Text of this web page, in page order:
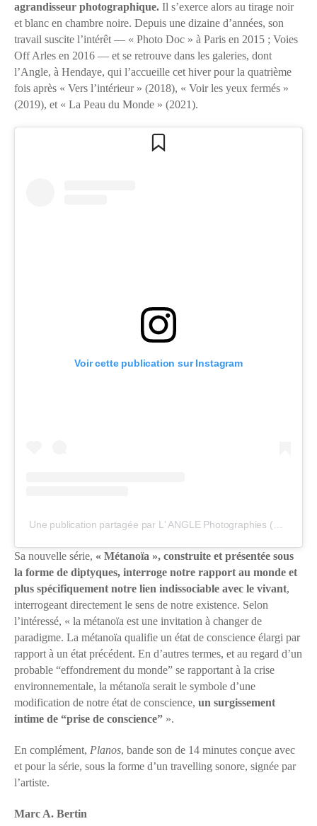
agrandisseur photographique. Il s’exerce alors au tirage noir
et blanc en chambre noire. Depuis une dizaine d’années, son
travail suscite l’intérêt — « Photo Doc » à Paris en 2015 ; Voies
Off Arles en 2016 — et se retrouve dans les galeries, dont
l’Angle, à Hendaye, qui l’accueille cet hiver pour la quatrième
fois après « Vers l’intérieur » (2018), « Voir les yeux fermés »
(2019), et « La Peau du Monde » (2021).
Voir cette publication sur Instagram
Sa nouvelle série, « Métanoïa », construite et présentée sous
la forme de diptyques, interroge notre rapport au monde et
plus spécifiquement notre lien indissociable avec le vivant,
interrogeant directement le sens de notre existence. Selon
l’intéressé, « la métanoïa est une invitation à changer de
paradigme. La métanoïa qualifie un état de conscience élargi par
rapport à un état précédent. En d’autres termes, et au regard d’un
probable “effondrement du monde” se rapportant à la crise
environnementale, la métanoïa serait le symbole d’une
modification de notre état de conscience, un surgissement
intime de “prise de conscience” ».
En complément, Planos, bande son de 14 minutes conçue avec
et pour la série, sous la forme d’un travelling sonore, signée par
l’artiste.
Marc A. Bertin